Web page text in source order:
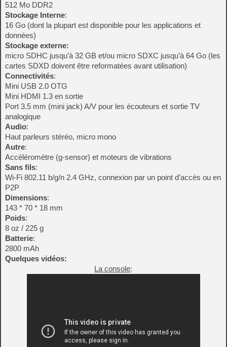
512 Mo DDR2
Stockage Interne:
16 Go (dont la plupart est disponible pour les applications et
données)
Stockage externe:
micro SDHC jusqu’à 32 GB et/ou micro SDXC jusqu’à 64 Go (les
cartes SDXD doivent être reformatées avant utilisation)
Connectivités:
Mini USB 2.0 OTG
Mini HDMI 1.3 en sortie
Port 3.5 mm (mini jack) A/V pour les écouteurs et sortie TV
analogique
Audio:
Haut parleurs stéréo, micro mono
Autre:
Accéléromètre (g-sensor) et moteurs de vibrations
Sans fils:
Wi-Fi 802.11 b/g/n 2.4 GHz, connexion par un point d’accès ou en
P2P
Dimensions:
143 * 70 * 18 mm
Poids:
8 oz / 225 g
Batterie:
2800 mAh
Quelques vidéos:
La console: